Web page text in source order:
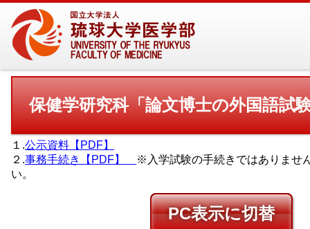
保健学研究科「論文博士の外国語試
１.公示資料【PDF】
２.事務手続き【PDF】
※入学試験の手続きではありませ
い。
PC